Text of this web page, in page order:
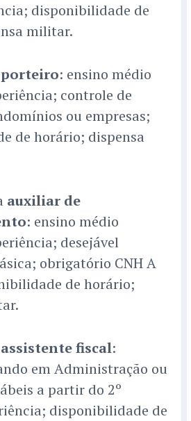
disponibilidade de
militar.
porteiro: ensino médio
controle de
ou empresas;
de horário; dispensa
auxiliar de
: ensino médio
desejável
obrigatório CNH A
de horário;
assistente fiscal:
em Administração ou
a partir do 2º
disponibilidade de